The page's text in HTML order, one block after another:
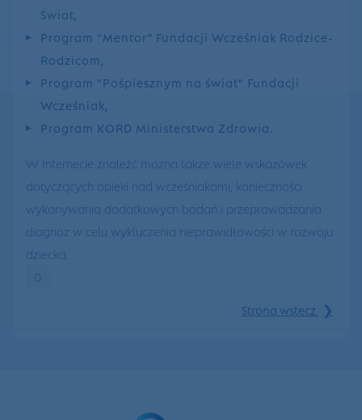
Świat,
Program “Mentor” Fundacji Wcześniak Rodzice-
Rodzicom,
Program "Pośpiesznym na świat" Fundacji
Wcześniak,
Program KORD Ministerstwa Zdrowia.
W Internecie znaleźć można także wiele wskazówek
dotyczących opieki nad wcześniakami, konieczności
wykonywania dodatkowych badań i przeprowadzania
diagnoz w celu wykluczenia nieprawidłowości w rozwoju
dziecka.
0
Strona wstecz ❯